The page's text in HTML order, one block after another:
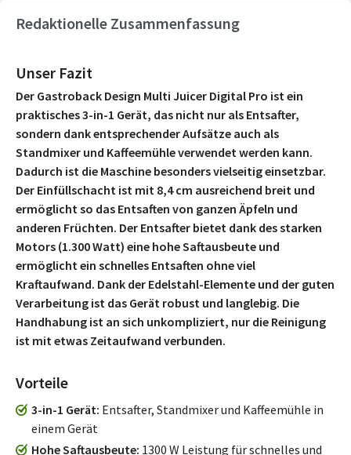
Redaktionelle Zusammenfassung
Unser Fazit
Der Gastroback Design Multi Juicer Digital Pro ist ein
praktisches 3-in-1 Gerät, das nicht nur als Entsafter,
sondern dank entsprechender Aufsätze auch als
Standmixer und Kaffeemühle verwendet werden kann.
Dadurch ist die Maschine besonders vielseitig einsetzbar.
Der Einfüllschacht ist mit 8,4 cm ausreichend breit und
ermöglicht so das Entsaften von ganzen Äpfeln und
anderen Früchten. Der Entsafter bietet dank des starken
Motors (1.300 Watt) eine hohe Saftausbeute und
ermöglicht ein schnelles Entsaften ohne viel
Kraftaufwand. Dank der Edelstahl-Elemente und der guten
Verarbeitung ist das Gerät robust und langlebig. Die
Handhabung ist an sich unkompliziert, nur die Reinigung
ist mit etwas Zeitaufwand verbunden.
Vorteile
3-in-1 Gerät Entsafter, Standmixer und Kaffeemühle in
einem Gerät
Hohe Saftausbeute 1300 W Leistung für schnelles und